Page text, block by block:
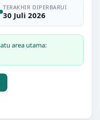
TERAKHIR DIPERBARUI
30 Juli 2026
area utama: